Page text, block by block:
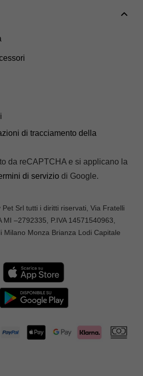
di tracciamento della
da reCAPTCHA e si applicano la
di servizio di Google.
Srl tutti i diritti riservati, Via Fratelli
MI –2792335 , P.IVA 14571540963,
Milano Monza Brianza Lodi Capitale